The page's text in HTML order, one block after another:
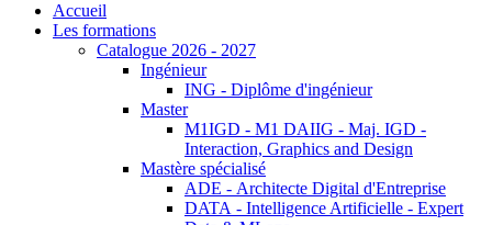
Accueil
Les formations
Catalogue 2026 - 2027
Ingénieur
ING - Diplôme d'ingénieur
Master
M1IGD - M1 DAIIG - Maj. IGD -
Interaction, Graphics and Design
Mastère spécialisé
ADE - Architecte Digital d'Entreprise
DATA - Intelligence Artificielle - Expert